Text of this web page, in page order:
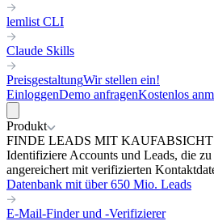
lemlist CLI
Claude Skills
PreisgestaltungWir stellen ein!
EinloggenDemo anfragenKostenlos
Produkt
FINDE LEADS MIT KAUFABSICHT
Identifiziere Accounts und Leads, die zu
angereichert mit verifizierten
Datenbank mit über 650 Mio. Leads
E-Mail-Finder und -Verifizierer